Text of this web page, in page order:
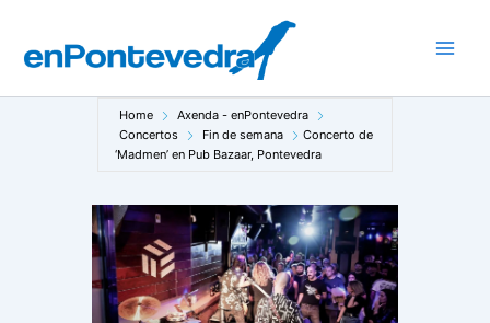
contido
Home
Axenda - enPontevedra
Concertos
Fin de semana
Concerto de
‘Madmen’ en Pub Bazaar, Pontevedra